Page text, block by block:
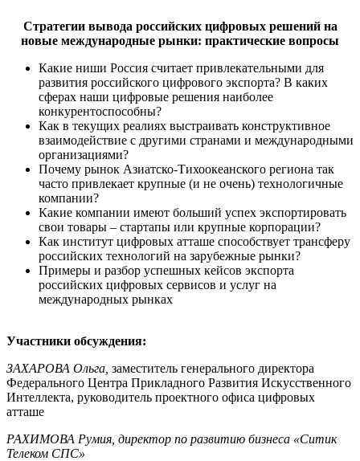
Стратегии вывода российских цифровых решений на
новые международные рынки: практические вопросы
Какие ниши Россия считает привлекательными для
развития российского цифрового экспорта? В каких
сферах наши цифровые решения наиболее
конкурентоспособны?
Как в текущих реалиях выстраивать конструктивное
взаимодействие с другими странами и международными
организациями?
Почему рынок Азиатско-Тихоокеанского региона так
часто привлекает крупные (и не очень) технологичные
компании?
Какие компании имеют больший успех экспортировать
свои товары – стартапы или крупные корпорации?
Как институт цифровых атташе способствует трансферу
российских технологий на зарубежные рынки?
Примеры и разбор успешных кейсов экспорта
российских цифровых сервисов и услуг на
международных рынках
Участники обсуждения:
ЗАХАРОВА Ольга, заместитель генерального директора
Федерального Центра Прикладного Развития Искусственного
Интеллекта, руководитель проектного офиса цифровых
атташе
РАХИМОВА Румия, директор по развитию бизнеса «Ситик
Телеком СПС»